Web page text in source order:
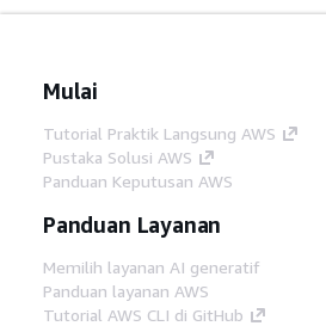
Mulai
Tutorial Praktik Langsung AWS
Pustaka Solusi AWS
Panduan Keputusan AWS
Panduan Layanan
Memilih layanan AI generatif
Panduan layanan AWS
Tutorial AWS CLI di GitHub